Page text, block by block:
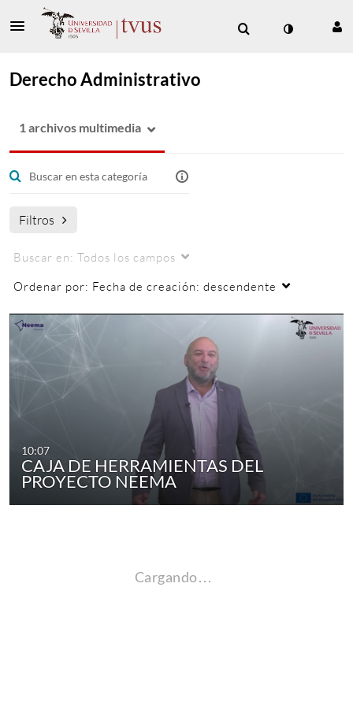
Derecho Administrativo
1 archivos multimedia
Filtros
Buscar en: Todos los campos
Ordenar por: Fecha de creación: descendente
10:07
CAJA DE HERRAMIENTAS DEL
PROYECTO NEEMA
Cargando…